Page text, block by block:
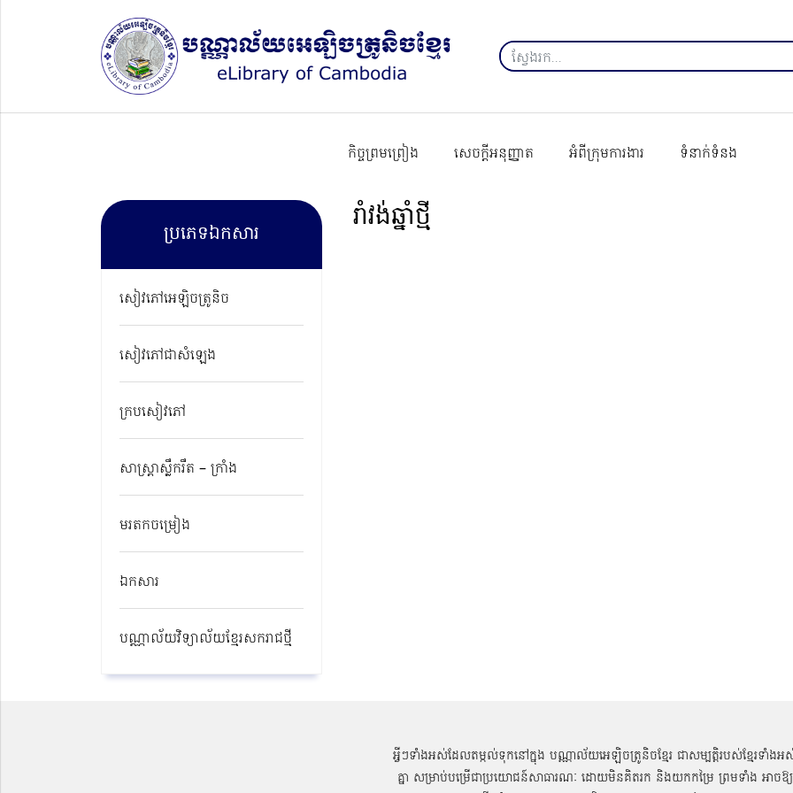
កិច្ចព្រមព្រៀង សេចក្ដីអនុញ្ញាត អំពីក្រុមការងារ ទំនាក់ទំនង
ប្រភេទឯកសារ
សៀវភៅអេឡិចត្រូនិច
សៀវភៅជាសំឡេង
ក្របសៀវភៅ
សាស្ត្រាស្លឹករឹត – ក្រាំង
មរតកចម្រៀង
ឯកសារ
បណ្ណាល័យវិទ្យាល័យខ្មែរសករាជថ្មី​
រាំវង់ឆ្នាំថ្មី
អ្វីៗទាំងអស់ដែលតម្កល់ទុកនៅក្នុង បណ្ណាល័យអេឡិចត្រូនិចខ្មែរ ជាសម្បតិ្តរបស់ខ្មែរទាំងអ
គ្នា សម្រាប់បម្រើជាប្រយោជន៍សាធារណៈ ដោយមិនគិតរក និងយកកម្រៃ ព្រមទាំង អាចឱ្យ